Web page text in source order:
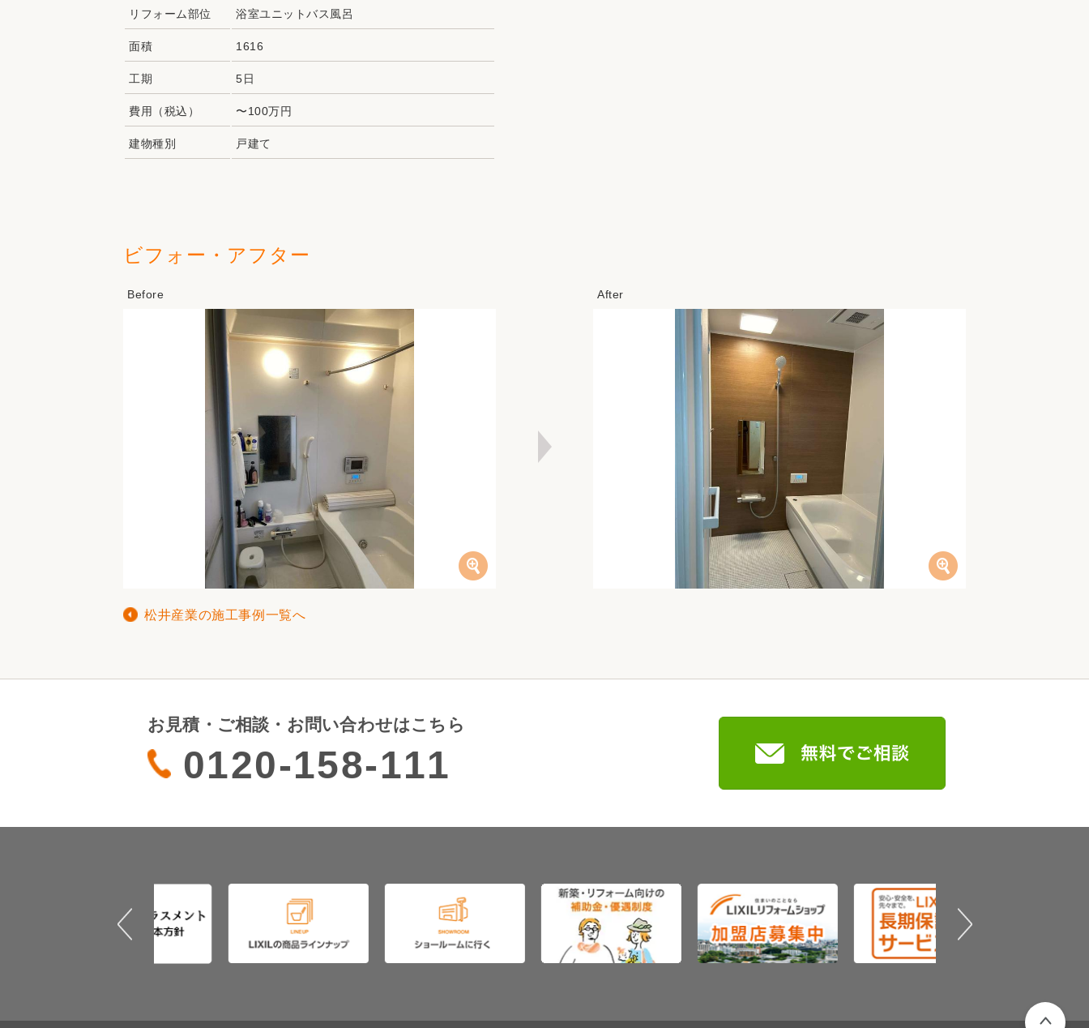
リフォーム部位 浴室ユニットバス風呂
面積 1616
工期 5日
費用（税込） 〜100万円
建物種別 戸建て
ビフォー・アフター
松井産業の施工事例一覧へ
お見積・ご相談・お問い合わせはこちら
0120-158-111